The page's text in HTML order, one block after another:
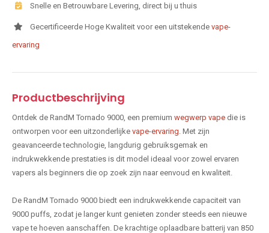
Snelle en Betrouwbare Levering, direct bij u thuis
Gecertificeerde Hoge Kwaliteit voor een uitstekende vape-
ervaring
Productbeschrijving
Ontdek de RandM Tornado 9000, een premium wegwerp vape die is
ontworpen voor een uitzonderlijke vape-ervaring . Met zijn
geavanceerde technologie, langdurig gebruiksgemak en
indrukwekkende prestaties is dit model ideaal voor zowel ervaren
vapers als beginners die op zoek zijn naar eenvoud en kwaliteit.
De RandM Tornado 9000 biedt een indrukwekkende capaciteit van
9000 puffs, zodat je langer kunt genieten zonder steeds een nieuwe
vape te hoeven aanschaffen. De krachtige oplaadbare batterij van 850